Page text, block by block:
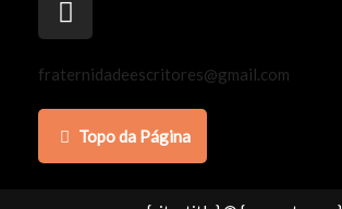
fraternidadeescritores@gmail.com
Topo da Página